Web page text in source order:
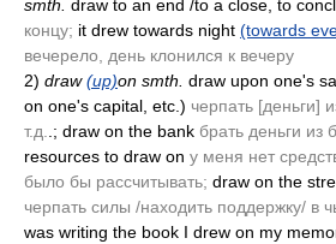
smth. draw to an end /to a close, to
концу; it drew towards night (towards
вечерело, день клонился к вечеру
2) draw(up)on smth. draw upon one's
on one's capital, etc.) черпать [деньги]
т.д.
.; draw on the bank брать деньги из
resources to draw on у меня нет
было бы рассчитывать; draw on the
черпать силы /находить поддержку/ в
was writing the book I drew on my